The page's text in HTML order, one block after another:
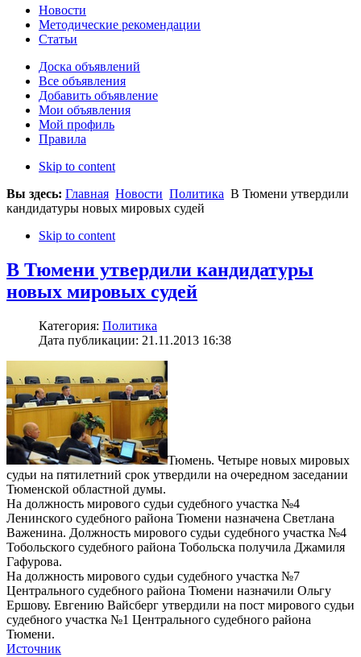
Новости
Методические рекомендации
Статьи
Доска объявлений
Все объявления
Добавить объявление
Мои объявления
Мой профиль
Правила
Skip to content
Вы здесь: Главная Новости Политика В Тюмени утвердили
кандидатуры новых мировых судей
Skip to content
В Тюмени утвердили кандидатуры
новых мировых судей
Категория: Политика
Дата публикации: 21.11.2013 16:38
Тюмень. Четыре новых мировых
судьи на пятилетний срок утвердили на очередном заседании
Тюменской областной думы.
На должность мирового судьи судебного участка №4
Ленинского судебного района Тюмени назначена Светлана
Важенина. Должность мирового судьи судебного участка №4
Тобольского судебного района Тобольска получила Джамиля
Гафурова.
На должность мирового судьи судебного участка №7
Центрального судебного района Тюмени назначили Ольгу
Ершову. Евгению Вайсберг утвердили на пост мирового судьи
судебного участка №1 Центрального судебного района
Тюмени.
Источник